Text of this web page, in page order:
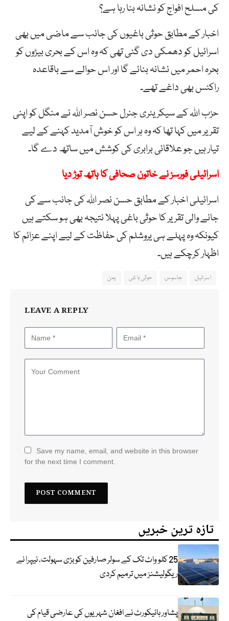
کی مسلح افواج کو نشانہ بنا رہا ہے؟
اخبار کے مطابق حوثی باغیوں کی جانب سے ماضی میں بھی
اسرائیل کو دھمکی دی گئی تھی کہ وہ اس کے بحری بیڑوں کو
بحرہ احمر میں نشانہ بنائے گا اور اس حوالے سے باقاعدہ
راکٹس بھی داغے تھے۔
حزب اللہ کے سیکریٹری جنرل حسن نصر اللہ نے منگل کو اپنی
تقریر میں کہا تھا کہ وہ ہر اس کو خوش آمدید کہنے کے لیے
تیار ہیں جو علاقائی برابری کی کوشش میں ساتھ دے گا۔
اسرائیلی فورسز نے خاتون صحافی کا ہاتھ توڑ دیا
اسرائیلی اخبار کے مطابق حسن نصر اللہ کی جانب سے کی
جانے والی تقریر کا حوثی باغی پہلا نتیجہ بھی ہو سکتے ہیں
کیونکہ وہ پہلے ہی یروشلم کی حفاظت کے لیے اپنے عزائم کا
اظہار کرچکے ہیں۔
اسرائیل جاسوس حوثی باغی یمن
LEAVE A REPLY
Save my name, email, and website in this browser
for the next time I comment.
تازہ ترین خبریں
25 کلو واٹ تک کے سولر صارفین کو بڑی سہولت، نیپرا نے
ریگولیشنز میں ترمیم کردی
پشاور ہائیکورٹ نے افغان شہریوں کی عارضی قیام کی